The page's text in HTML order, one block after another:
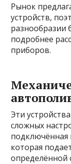
Рынок
устройств,
разнообразии
подробнее
приборов.
Эти
сложных
подключённая
которая
определённой